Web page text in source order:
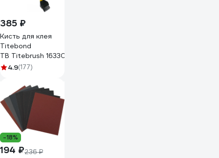
385 ₽
Кисть для клея
Titebond
TB Titebrush 16330
4.9(177)
-18%
194 ₽236 ₽